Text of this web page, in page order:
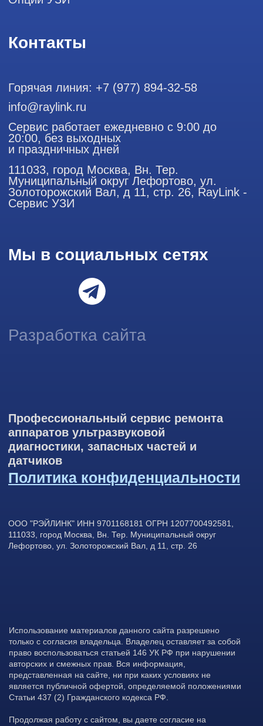
представленная на сайте, ни при каких условиях не
является публичной офертой, определяемой положениями
Статьи 437 (2) Гражданского кодекса РФ.
использование сайтом cookies и обработку персональных
данных в целях функционирования сайта, проведения
ретаргетинга, статистических исследований, улучшения
сервиса и предоставления релевантной рекламной